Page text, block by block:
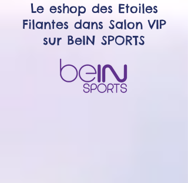
Le eshop des Etoiles
Filantes dans Salon VIP
sur BeIN SPORTS